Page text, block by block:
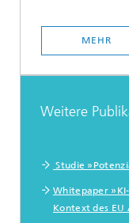
MEHR
Weitere
Studie
Whitepaper
Kontext des EU